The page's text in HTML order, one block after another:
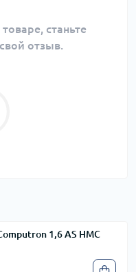
станьте
отзыв.
1,6 AS HMC